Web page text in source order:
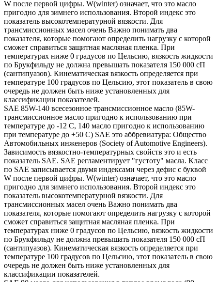
W после первой цифры. W(winter) означает, что это масло
пригодно для зимнего использования. Второй индекс это
показатель высокотемпературной вязкости. Для
трансмиссионных масел очень Важно понимать два
показателя, которые помогают определить нагрузку с которой
сможет справиться защитная масляная пленка. При
температурах ниже 0 градусов по Цельсию, вязкость жидкости
по Брукфильду не должна превышать показателя 150 000 сП
(сантипуазов). Кинематическая вязкость определяется при
температуре 100 градусов по Цельсию, этот показатель в свою
очередь не должен быть ниже установленных для
классификации показателей.
SAE 85W-140 всесезонное трансмиссионное масло (85W-
трансмиссионное масло пригодно к использованию при
температуре до -12 С, 140 масло пригодно к использованию
при температуре до +50 С) SAE это аббревиатура: Общество
Автомобильных инженеров (Society of Automotive Engineers).
Зависимость вязкостно-температурных свойств это и есть
показатель SAE. SAE регламентирует "густоту" масла. Класс
по SAE записывается двумя индексами через дефис с буквой
W после первой цифры. W(winter) означает, что это масло
пригодно для зимнего использования. Второй индекс это
показатель высокотемпературной вязкости. Для
трансмиссионных масел очень Важно понимать два
показателя, которые помогают определить нагрузку с которой
сможет справиться защитная масляная пленка. При
температурах ниже 0 градусов по Цельсию, вязкость жидкости
по Брукфильду не должна превышать показателя 150 000 сП
(сантипуазов). Кинематическая вязкость определяется при
температуре 100 градусов по Цельсию, этот показатель в свою
очередь не должен быть ниже установленных для
классификации показателей.